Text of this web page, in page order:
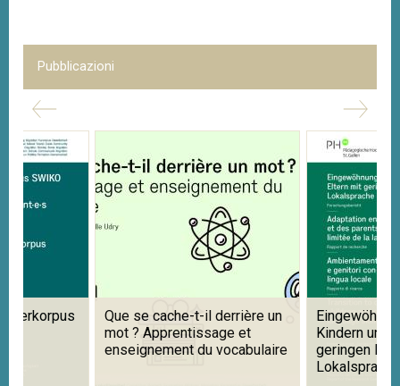
Pubblicazioni
un
Eingewöhnung in Kitas mit
Kindern und Eltern mit
geringen Kenntnissen der
Learning
Foreign and
Languages